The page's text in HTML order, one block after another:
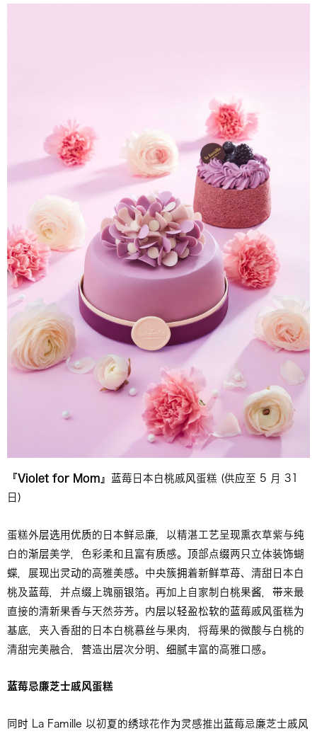
『 Violet for Mom 』蓝莓日本白桃戚风蛋糕 (供应至 5 月 31
日)
蛋糕外层选用优质的日本鲜忌廉，以精湛工艺呈现熏衣草紫与纯
白的渐层美学，色彩柔和且富有质感。顶部点缀两只立体装饰蝴
蝶，展现出灵动的高雅美感。中央簇拥着新鲜草苺、清甜日本白
桃及蓝莓，并点缀上瑰丽银箔。再加上自家制白桃果酱，带来最
直接的清新果香与天然芬芳。内层以轻盈松软的蓝莓戚风蛋糕为
基底，夹入香甜的日本白桃慕丝与果肉，将莓果的微酸与白桃的
清甜完美融合，营造出层次分明、细腻丰富的高雅口感。
蓝莓忌廉芝士戚风蛋糕
同时 La Famille 以初夏的绣球花作为灵感推出蓝莓忌廉芝士戚风